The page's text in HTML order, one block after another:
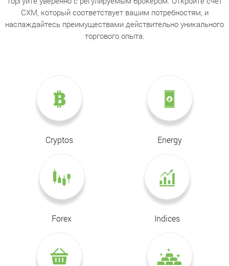
CXM, который соответствует вашим потребностям, и
наслаждайтесь преимуществами действительно уникального
торгового опыта.
Cryptos Energy
Forex Indices